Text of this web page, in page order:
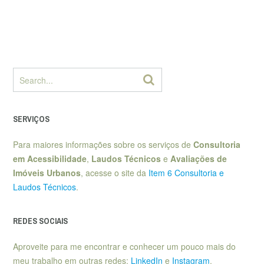
SERVIÇOS
Para maiores informações sobre os serviços de Consultoria
em Acessibilidade, Laudos Técnicos e Avaliações de
Imóveis Urbanos, acesse o site da Item 6 Consultoria e
Laudos Técnicos.
REDES SOCIAIS
Aproveite para me encontrar e conhecer um pouco mais do
meu trabalho em outras redes: LinkedIn e Instagram.